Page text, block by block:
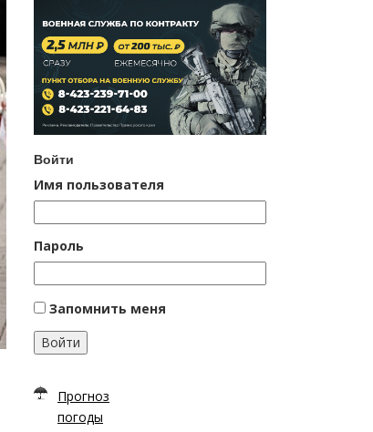
Войти
Имя пользователя
Пароль
Запомнить меня
Войти
Прогноз
погоды